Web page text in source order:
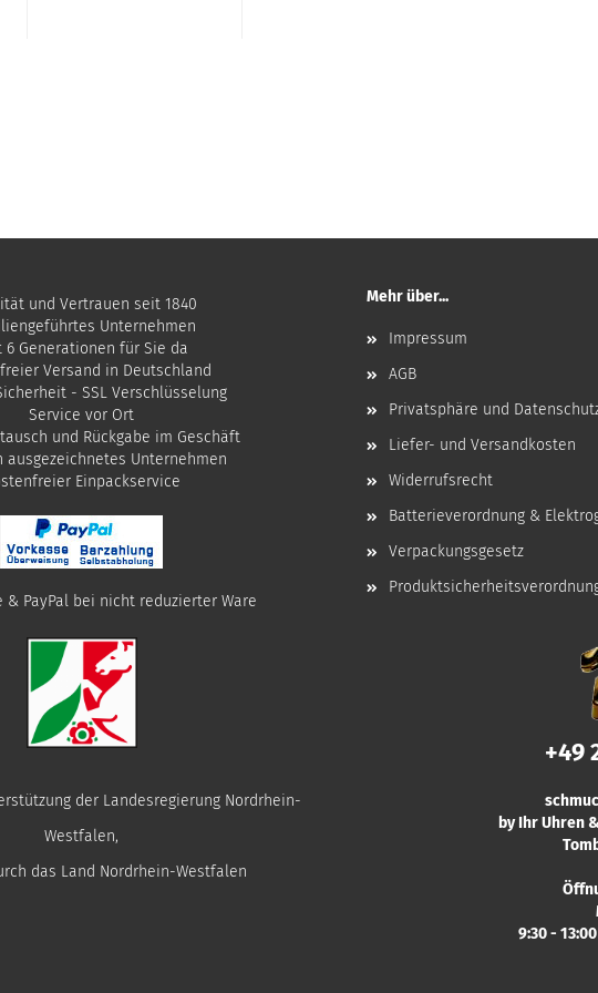
und Vertrauen seit 1840
Unternehmen
6 Generationen für Sie da
Versand in Deutschland
- SSL Verschlüsselung
Service vor Ort
und Rückgabe im Geschäft
ausgezeichnetes Unternehmen
Einpackservice
& PayPal bei nicht reduzierter Ware
Mehr über...
Impressum
AGB
Privatsphäre und
Liefer- und Versandkosten
Widerrufsrecht
Batterieverordnung &
Verpackungsgesetz
der Landesregierung Nordrhein-
Westfalen,
das Land Nordrhein-Westfalen
+49
by Ihr Uhren
9:30 -